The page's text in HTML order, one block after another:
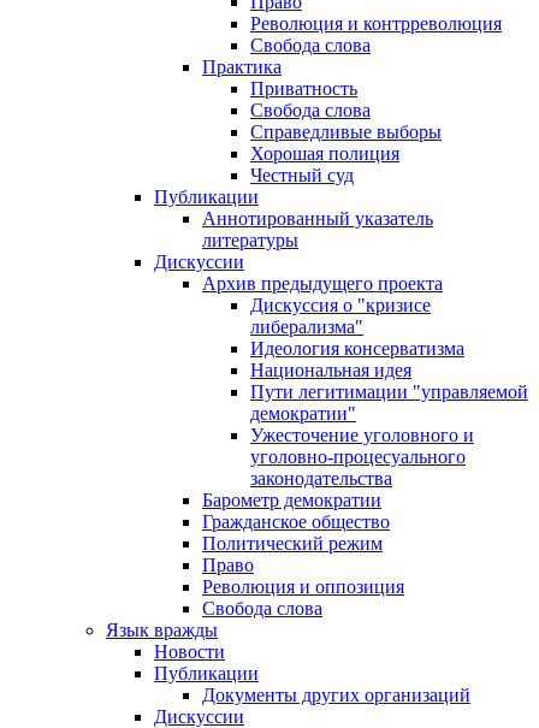
Революция и контрреволюция
Свобода слова
Практика
Приватность
Свобода слова
Справедливые выборы
Хорошая полиция
Честный суд
Публикации
Аннотированный указатель
литературы
Дискуссии
Архив предыдущего проекта
Дискуссия о "кризисе
либерализма"
Идеология консерватизма
Национальная идея
Пути легитимации "управляемой
демократии"
Ужесточение уголовного и
уголовно-процесуального
законодательства
Барометр демократии
Гражданское общество
Политический режим
Право
Революция и оппозиция
Свобода слова
Язык вражды
Новости
Публикации
Документы других организаций
Дискуссии